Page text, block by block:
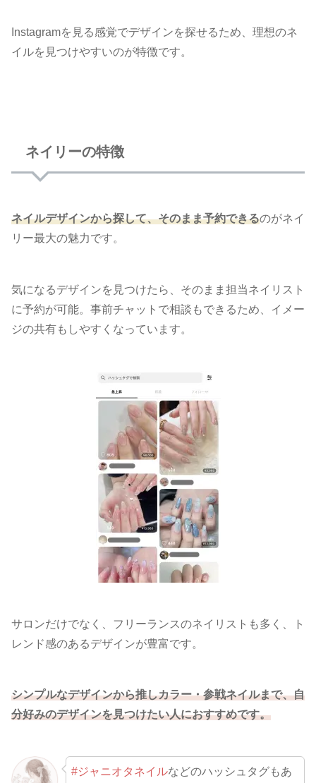
Instagramを見る感覚でデザインを探せるため、理想のネ
イルを見つけやすいのが特徴です。
ネイリーの特徴
ネイルデザインから探して、そのまま予約できるのがネイ
リー最大の魅力です。
気になるデザインを見つけたら、そのまま担当ネイリスト
に予約が可能。事前チャットで相談もできるため、イメー
ジの共有もしやすくなっています。
サロンだけでなく、フリーランスのネイリストも多く、ト
レンド感のあるデザインが豊富です。
シンプルなデザインから推しカラー・参戦ネイルまで、自
分好みのデザインを見つけたい人におすすめです。
#ジャニオタネイルなどのハッシュタグもあ